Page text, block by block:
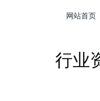
网站首页
行业